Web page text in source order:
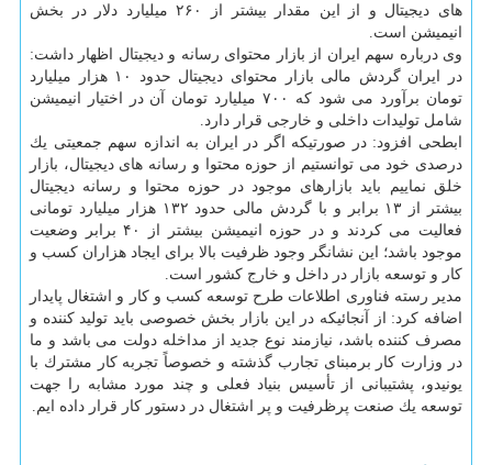
های دیجیتال و از این مقدار بیشتر از ۲۶۰ میلیارد دلار در بخش
انیمیشن است.
وی درباره سهم ایران از بازار محتوای رسانه و دیجیتال اظهار داشت:
در ایران گردش مالی بازار محتوای دیجیتال حدود ۱۰ هزار میلیارد
تومان برآورد می شود كه ۷۰۰ میلیارد تومان آن در اختیار انیمیشن
شامل تولیدات داخلی و خارجی قرار دارد.
ابطحی افزود: در صورتیكه اگر در ایران به اندازه سهم جمعیتی یك
درصدی خود می توانستیم از حوزه محتوا و رسانه های دیجیتال، بازار
خلق نماییم باید بازارهای موجود در حوزه محتوا و رسانه دیجیتال
بیشتر از ۱۳ برابر و با گردش مالی حدود ۱۳۲ هزار میلیارد تومانی
فعالیت می كردند و در حوزه انیمیشن بیشتر از ۴۰ برابر وضعیت
موجود باشد؛ این نشانگر وجود ظرفیت بالا برای ایجاد هزاران كسب و
كار و توسعه بازار در داخل و خارج كشور است.
مدیر رسته فناوری اطلاعات طرح توسعه كسب و كار و اشتغال پایدار
اضافه كرد: از آنجائیكه در این بازار بخش خصوصی باید تولید كننده و
مصرف كننده باشد، نیازمند نوع جدید از مداخله دولت می باشد و ما
در وزارت كار برمبنای تجارب گذشته و خصوصاً تجربه كار مشترك با
یونیدو، پشتیبانی از تأسیس بنیاد فعلی و چند مورد مشابه را جهت
توسعه یك صنعت پرظرفیت و پر اشتغال در دستور كار قرار داده ایم.